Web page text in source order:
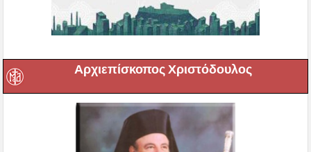
Αρχιεπίσκοπος Χριστόδουλος